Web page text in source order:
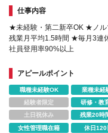
仕事内容
★未経験・第二新卒OK ★ノ
残業月平均1.5時間 ★毎月3
社員登用率90%以上
アピールポイント
職種未経験OK 業種未経
経験者限定
研修・教
土日祝休み
残業20時
女性管理職在籍
休日120